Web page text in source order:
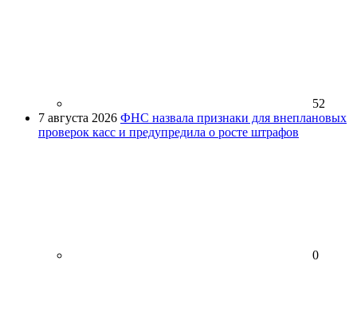
52
7 августа 2026 ФНС назвала признаки для внеплановых
проверок касс и предупредила о росте штрафов
0